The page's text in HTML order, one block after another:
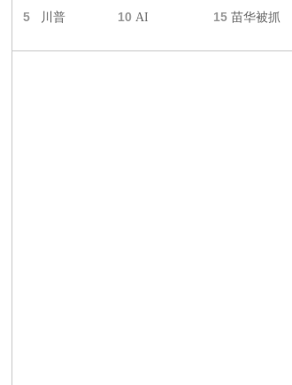
5 川普 10 AI 15 苗华被抓